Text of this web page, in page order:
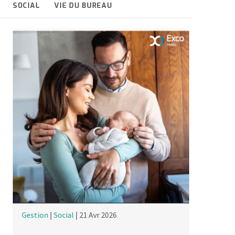
SOCIAL VIE DU BUREAU
Gestion | Social | 21 Avr 2026